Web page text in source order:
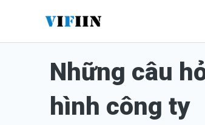
Những câu
hình công ty